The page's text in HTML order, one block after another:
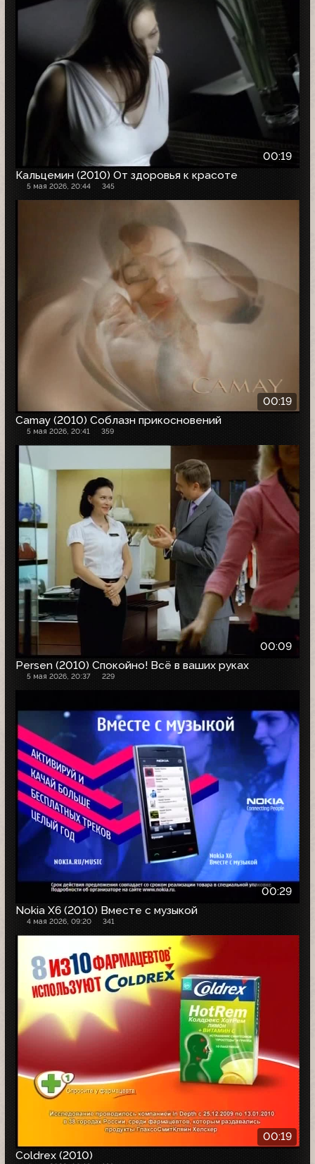
00:19
Кальцемин (2010) От здоровья к красоте
5 мая 2026, 20:44 345
00:19
Camay (2010) Соблазн прикосновений
5 мая 2026, 20:41 359
00:09
Persen (2010) Спокойно! Всё в ваших руках
5 мая 2026, 20:37 229
00:29
Nokia X6 (2010) Вместе с музыкой
4 мая 2026, 09:20 341
00:19
Coldrex (2010)